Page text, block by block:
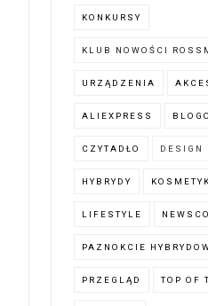
KONKURSY
KLUB NOWOŚCI
URZĄDZENIA
ALIEXPRESS
CZYTADŁO DESIGN
HYBRYDY
LIFESTYLE
PAZNOKCIE
PRZEGLĄD TOP OF